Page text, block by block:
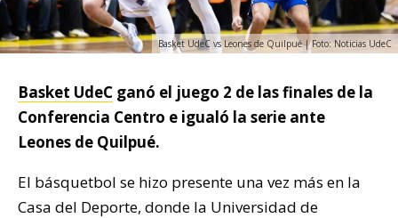
Basket UdeC vs Leones de Quilpué | Foto: Noticias UdeC
Basket UdeC ganó el juego 2 de las finales de la
Conferencia Centro e igualó la serie ante
Leones de Quilpué.
El básquetbol se hizo presente una vez más en la
Casa del Deporte, donde la Universidad de